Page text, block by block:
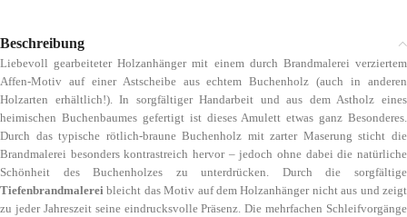
Beschreibung
Liebevoll gearbeiteter Holzanhänger mit einem durch Brandmalerei verziertem
Affen-Motiv auf einer Astscheibe aus echtem Buchenholz (auch in anderen
Holzarten erhältlich!). In sorgfältiger Handarbeit und aus dem Astholz eines
heimischen Buchenbaumes gefertigt ist dieses Amulett etwas ganz Besonderes.
Durch das typische rötlich-braune Buchenholz mit zarter Maserung sticht die
Brandmalerei besonders kontrastreich hervor – jedoch ohne dabei die natürliche
Schönheit des Buchenholzes zu unterdrücken. Durch die sorgfältige
Tiefenbrandmalerei bleicht das Motiv auf dem Holzanhänger nicht aus und zeigt
zu jeder Jahreszeit seine eindrucksvolle Präsenz. Die mehrfachen Schleifvorgänge